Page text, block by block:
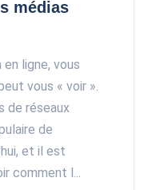
médias
ligne, vous
vous « voir ».
de réseaux
de
et il est
comment l...